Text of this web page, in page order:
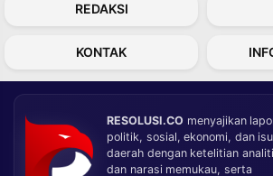
REDAKSI
KONTAK
RESOLUSI.CO menyajikan
politik, sosial, ekonomi, dan isu
daerah dengan ketelitian
dan narasi memukau, serta